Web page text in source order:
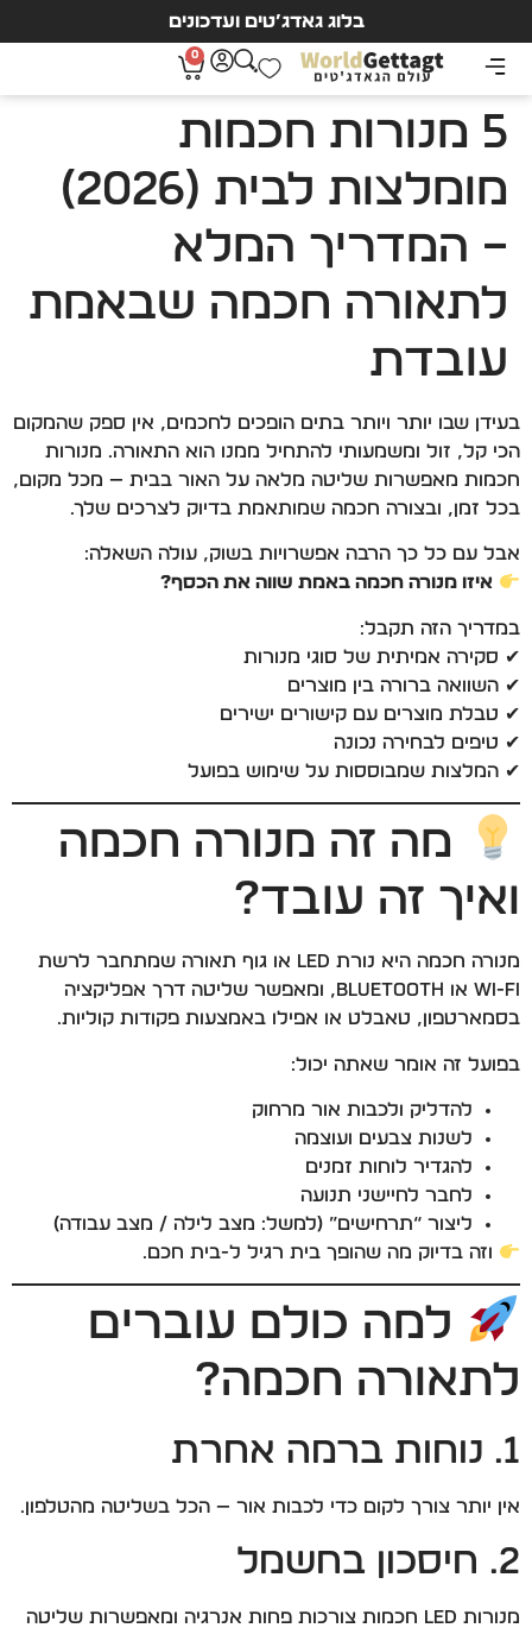
בלוג גאדג’טים ועדכונים
0
5 מנורות חכמות
מומלצות לבית (2026)
– המדריך המלא
לתאורה חכמה שבאמת
עובדת
בעידן שבו יותר ויותר בתים הופכים לחכמים, אין ספק שהמקום
הכי קל, זול ומשמעותי להתחיל ממנו הוא התאורה. מנורות
חכמות מאפשרות שליטה מלאה על האור בבית — מכל מקום,
בכל זמן, ובצורה חכמה שמותאמת בדיוק לצרכים שלך.
אבל עם כל כך הרבה אפשרויות בשוק, עולה השאלה:
איזו מנורה חכמה באמת שווה את הכסף?
במדריך הזה תקבל:
✔ סקירה אמיתית של סוגי מנורות
✔ השוואה ברורה בין מוצרים
✔ טבלת מוצרים עם קישורים ישירים
✔ טיפים לבחירה נכונה
✔ המלצות שמבוססות על שימוש בפועל
מה זה מנורה חכמה
ואיך זה עובד?
מנורה חכמה היא נורת LED או גוף תאורה שמתחבר לרשת
Wi-Fi או Bluetooth, ומאפשר שליטה דרך אפליקציה
בסמארטפון, טאבלט או אפילו באמצעות פקודות קוליות.
בפועל זה אומר שאתה יכול:
להדליק ולכבות אור מרחוק
לשנות צבעים ועוצמה
להגדיר לוחות זמנים
לחבר לחיישני תנועה
ליצור “תרחישים” (למשל: מצב לילה / מצב עבודה)
וזה בדיוק מה שהופך בית רגיל ל-בית חכם.
למה כולם עוברים
לתאורה חכמה?
1. נוחות ברמה אחרת
אין יותר צורך לקום כדי לכבות אור — הכל בשליטה מהטלפון.
2. חיסכון בחשמל
מנורות LED חכמות צורכות פחות אנרגיה ומאפשרות שליטה